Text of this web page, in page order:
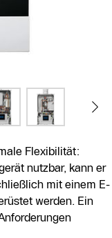
Flexibilität:
nutzbar, kann er
mit einem E-
werden. Ein